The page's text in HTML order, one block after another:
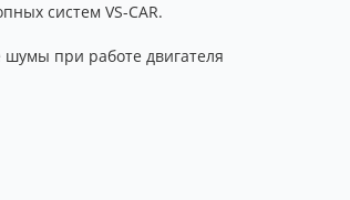
систем VS-CAR.
шумы при работе двигателя